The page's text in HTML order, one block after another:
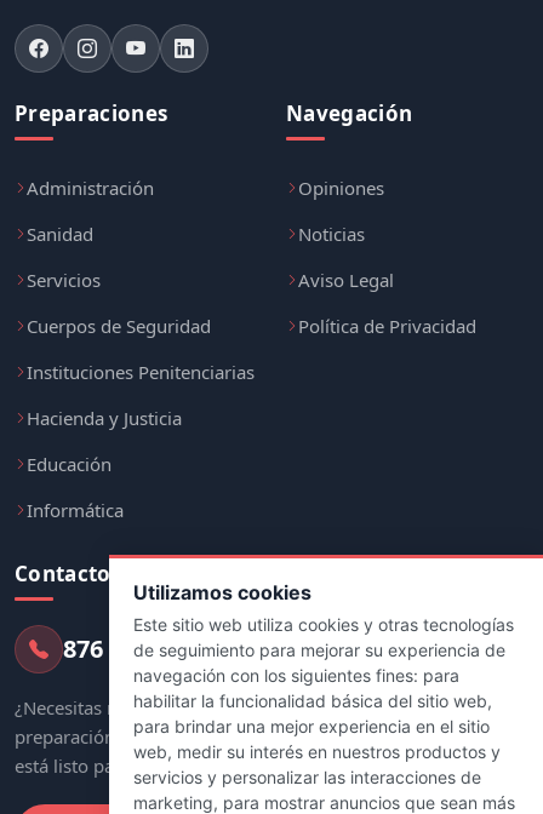
Utilizamos cookies
Este sitio web utiliza cookies y otras tecnologías
de seguimiento para mejorar su experiencia de
navegación con los siguientes fines: para
habilitar la funcionalidad básica del sitio web,
para brindar una mejor experiencia en el sitio
web, medir su interés en nuestros productos y
servicios y personalizar las interacciones de
marketing, para mostrar anuncios que sean más
Preparaciones
Administración
Sanidad
Servicios
Cuerpos de Seguridad
Instituciones Penitenciarias
Hacienda y Justicia
Educación
Informática
Navegación
Opiniones
Noticias
Aviso Legal
Política de Privacidad
Contacto
876 247 237
¿Necesitas más información sobre tu
preparación? Nuestro equipo de asesores
está listo para ayudarte.